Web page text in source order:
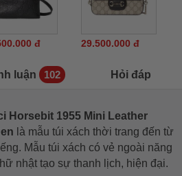
đ 29.500.000 đ
luận 102 Hỏi đáp
Horsebit 1955 Mini Leather
là mẫu túi xách thời trang đến từ
Mẫu túi xách có vẻ ngoài năng
nhật tạo sự thanh lịch, hiện đại.